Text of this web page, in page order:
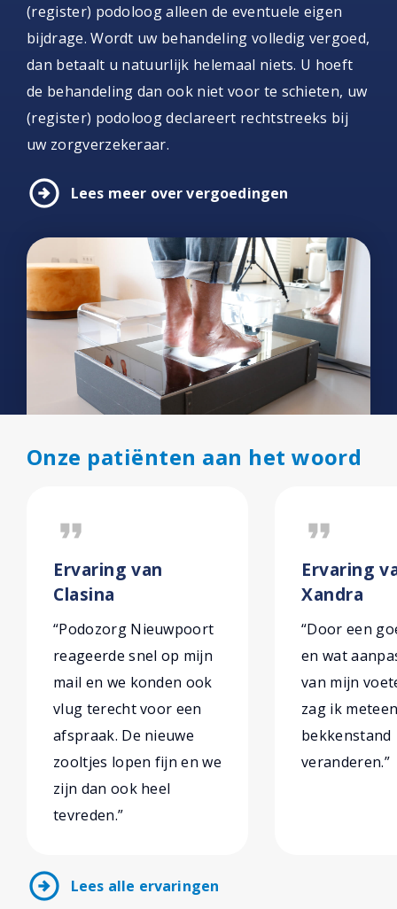
(register) podoloog alleen de eventuele eigen
bijdrage. Wordt uw behandeling volledig vergoed,
dan betaalt u natuurlijk helemaal niets. U hoeft
de behandeling dan ook niet voor te schieten, uw
(register) podoloog declareert rechtstreeks bij
uw zorgverzekeraar.
arrow_circle_right Lees meer over vergoedingen
Onze patiënten aan het woord
format_quote
Ervaring van
Clasina
“Podozorg Nieuwpoort
reageerde snel op mijn
mail en we konden ook
vlug terecht voor een
afspraak. De nieuwe
zooltjes lopen fijn en we
zijn dan ook heel
tevreden.”
format_quote
Ervaring
Xandra
“Door een
en wat
van mijn
zag ik
bekkenstand
veranderen.”
arrow_circle_right Lees alle ervaringen